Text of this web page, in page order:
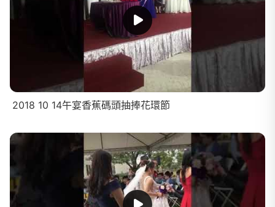
2018 10 14午宴香蕉碼頭抽捧花環節